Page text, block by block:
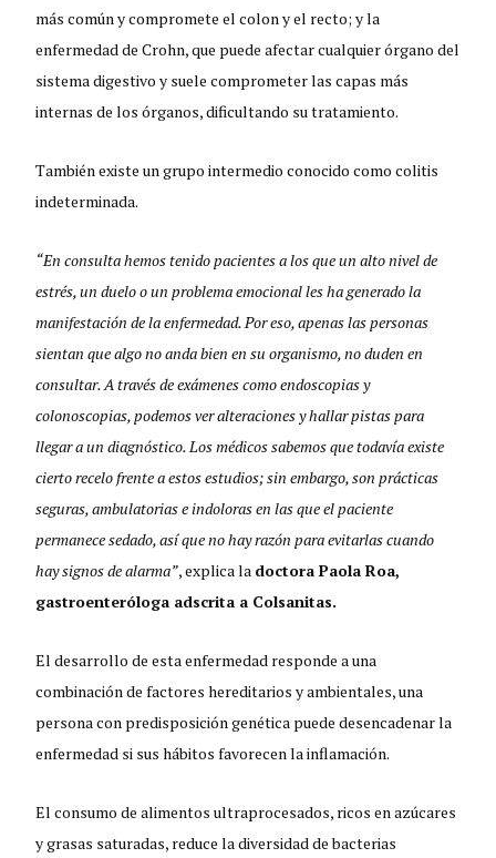
más común y compromete el colon y el recto; y la
enfermedad de Crohn, que puede afectar cualquier órgano del
sistema digestivo y suele comprometer las capas más
internas de los órganos, dificultando su tratamiento.
También existe un grupo intermedio conocido como colitis
indeterminada.
“En consulta hemos tenido pacientes a los que un alto nivel de
estrés, un duelo o un problema emocional les ha generado la
manifestación de la enfermedad. Por eso, apenas las personas
sientan que algo no anda bien en su organismo, no duden en
consultar. A través de exámenes como endoscopias y
colonoscopias, podemos ver alteraciones y hallar pistas para
llegar a un diagnóstico. Los médicos sabemos que todavía existe
cierto recelo frente a estos estudios; sin embargo, son prácticas
seguras, ambulatorias e indoloras en las que el paciente
permanece sedado, así que no hay razón para evitarlas cuando
hay signos de alarma”, explica la doctora Paola Roa,
gastroenteróloga adscrita a Colsanitas.
El desarrollo de esta enfermedad responde a una
combinación de factores hereditarios y ambientales, una
persona con predisposición genética puede desencadenar la
enfermedad si sus hábitos favorecen la inflamación.
El consumo de alimentos ultraprocesados, ricos en azúcares
y grasas saturadas, reduce la diversidad de bacterias